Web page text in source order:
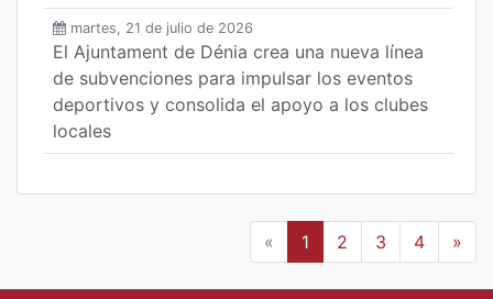
martes, 21 de julio de 2026
El Ajuntament de Dénia crea una nueva línea
de subvenciones para impulsar los eventos
deportivos y consolida el apoyo a los clubes
locales
« 1 2 3 4 »